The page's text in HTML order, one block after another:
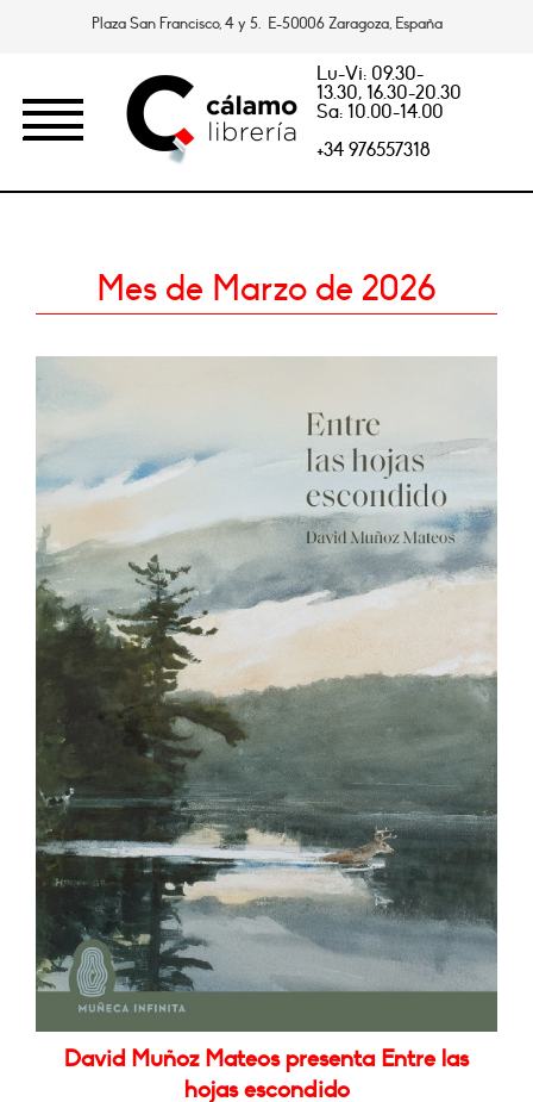
Plaza San Francisco, 4 y 5. E-50006 Zaragoza, España
Lu-Vi: 09.30-
13.30, 16.30-20.30
Sa: 10.00-14.00
+34 976557318
Mes de Marzo de 2026
David Muñoz Mateos presenta Entre las
hojas escondido